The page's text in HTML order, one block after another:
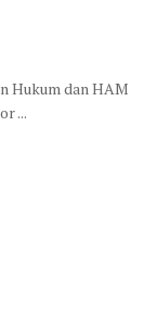
Hukum dan HAM
...